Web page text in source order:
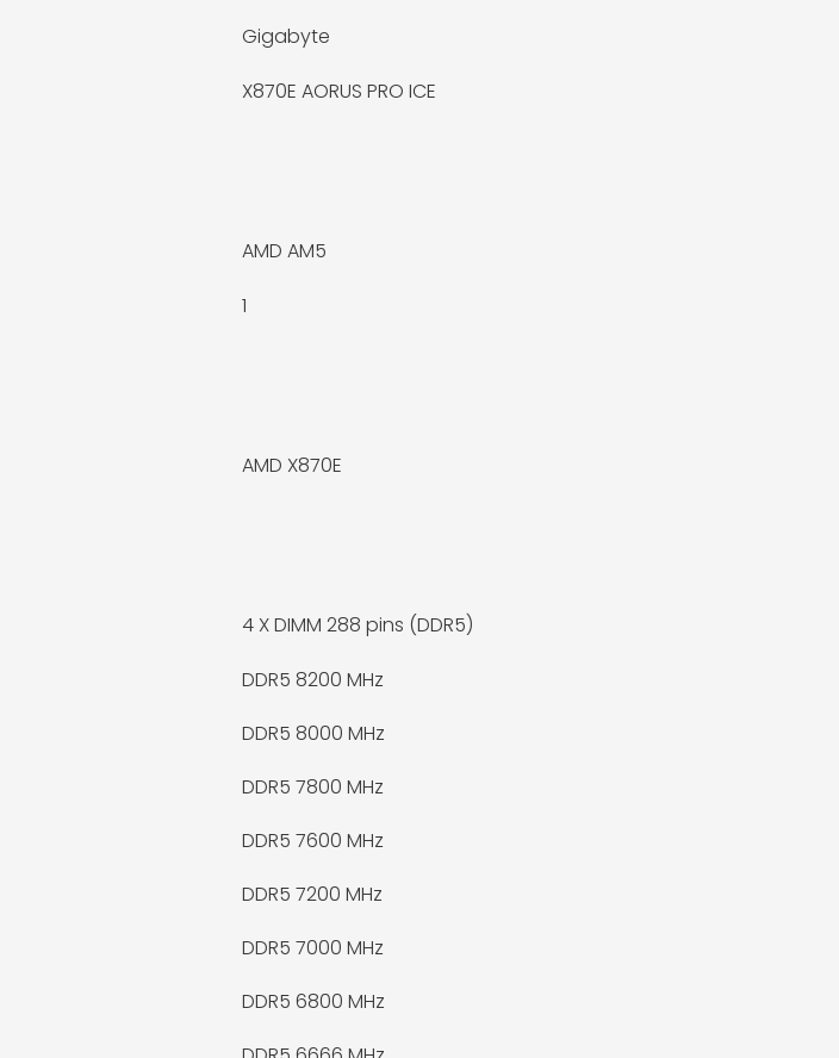
Gigabyte
X870E AORUS PRO ICE
AMD AM5
1
AMD X870E
4 XDIMM 288 pins (DDR5)
DDR5 8200 MHz
DDR5 8000 MHz
DDR5 7800 MHz
DDR5 7600 MHz
DDR5 7200 MHz
DDR5 7000 MHz
DDR5 6800 MHz